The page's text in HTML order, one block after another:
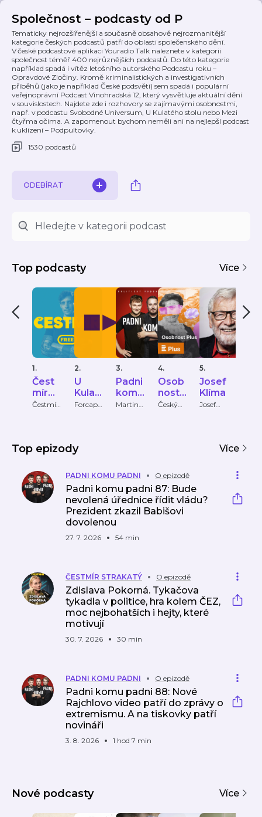
Společnost – podcasty od P
Tematicky nejrozšířenější a současně obsahově nejrozmanitější
kategorie českých podcastů patří do oblasti společenského dění.
V české podcastové aplikaci Youradio Talk naleznete v kategorii
společnost téměř 400 nejrůznějších podcastů. Do této kategorie
například spadá i vítěz letošního autorského Podcastu roku –
Opravdové Zločiny. Kromě kriminalistických a investigativních
příběhů (jako je například České podsvětí) sem spadá i populární
veřejnoprávní Podcast Vinohradská 12, který vysvětluje aktuální dění
v souvislostech. Najdete zde i rozhovory se zajímavými osobnostmi,
např. v podcastu Svobodné Universum, U Kulatého stolu nebo Mezi
čtyřma očima. A zapomenout bychom neměli ani na nejlepší podcast
k uklízení – Podpultovky.
1530 podcastů
ODEBÍRAT
Top podcasty Více
1.
Čest
mír
Strak
Čestmír
2.
U
Kulat
ého
Forcapt
3.
Padni
komu
padni
Martin
4.
Osob
nost
Plus
Český
5.
Josef
Klíma
Josef
Top epizody Více
PADNI KOMU PADNI O epizodě
Padni komu padni 87: Bude
nevolená úřednice řídit vládu?
Prezident zkazil Babišovi
dovolenou
27. 7. 2026 54 min
ČESTMÍR STRAKATÝ O epizodě
Zdislava Pokorná. Tykačova
tykadla v politice, hra kolem ČEZ,
moc nejbohatších i hejty, které
motivují
30. 7. 2026 30 min
PADNI KOMU PADNI O epizodě
Padni komu padni 88: Nové
Rajchlovo video patří do zprávy o
extremismu. A na tiskovky patří
novináři
3. 8. 2026 1 hod 7 min
Nové podcasty Více